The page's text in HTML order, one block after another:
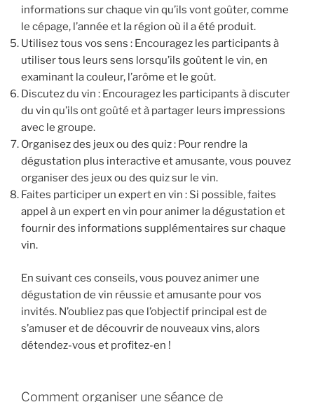
informations sur chaque vin qu’ils vont goûter, comme
le cépage, l’année et la région où il a été produit.
Utilisez tous vos sens : Encouragez les participants à
utiliser tous leurs sens lorsqu’ils goûtent le vin, en
examinant la couleur, l’arôme et le goût.
Discutez du vin : Encouragez les participants à discuter
du vin qu’ils ont goûté et à partager leurs impressions
avec le groupe.
Organisez des jeux ou des quiz : Pour rendre la
dégustation plus interactive et amusante, vous pouvez
organiser des jeux ou des quiz sur le vin.
Faites participer un expert en vin : Si possible, faites
appel à un expert en vin pour animer la dégustation et
fournir des informations supplémentaires sur chaque
vin.
En suivant ces conseils, vous pouvez animer une
dégustation de vin réussie et amusante pour vos
invités. N’oubliez pas que l’objectif principal est de
s’amuser et de découvrir de nouveaux vins, alors
détendez-vous et profitez-en !
Comment organiser une séance de